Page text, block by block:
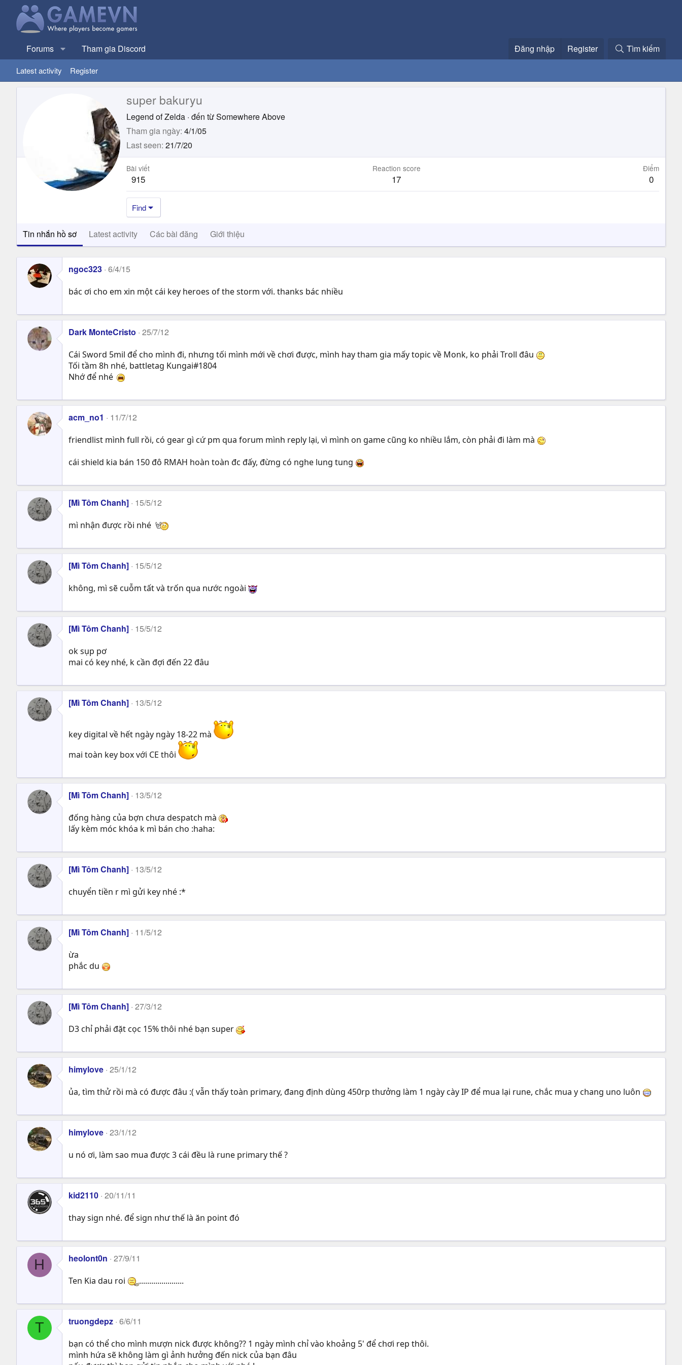
Forums Tham gia Discord Đăng nhập Register Tìm kiếm
Latest activity Register
super bakuryu
Legend of Zelda · đến từSomewhere Above
Tham gia ngày 4/1/05
Last seen 21/7/20
Bài viết
915
Reaction score
17
Điểm
0
Find
Tin nhắn hồ sơ Latest activity Các bài đăng Giới thiệu
ngoc323 6/4/15
bác ơi cho em xin một cái key heroes of the storm với. thanks bác nhiều
Dark MonteCristo 25/7/12
Cái Sword 5mil để cho mình đi, nhưng tối mình mới về chơi được, mình hay tham gia mấy topic về Monk, ko phải Troll đâu
Tối tầm 8h nhé, battletag Kungai#1804
Nhớ để nhé
acm_no1 11/7/12
friendlist mình full rồi, có gear gì cứ pm qua forum mình reply lại, vì mình on game cũng ko nhiều lắm, còn phải đi làm mà
cái shield kia bán 150 đô RMAH hoàn toàn đc đấy, đừng có nghe lung tung
[Mì Tôm Chanh] 15/5/12
mì nhận được rồi nhé
[Mì Tôm Chanh] 15/5/12
không, mì sẽ cuỗm tất và trốn qua nước ngoài
[Mì Tôm Chanh] 15/5/12
ok sụp pơ
mai có key nhé, k cần đợi đến 22 đâu
[Mì Tôm Chanh] 13/5/12
key digital về hết ngày ngày 18-22 mà
mai toàn key box với CE thôi
[Mì Tôm Chanh] 13/5/12
đống hàng của bợn chưa despatch mà
lấy kèm móc khóa k mì bán cho :haha:
[Mì Tôm Chanh] 13/5/12
chuyển tiền r mì gửi key nhé :*
[Mì Tôm Chanh] 11/5/12
ừa
phắc du
[Mì Tôm Chanh] 27/3/12
D3 chỉ phải đặt cọc 15% thôi nhé bạn super
himylove 25/1/12
ủa, tìm thử rồi mà có được đâu :( vẫn thấy toàn primary, đang định dùng 450rp thưởng làm 1 ngày cày IP để mua lại rune, chắc mua y chang uno luôn
himylove 23/1/12
u nó ơi, làm sao mua được 3 cái đều là rune primary thế ?
kid2110 20/11/11
thay sign nhé. để sign như thế là ăn point đó
H heolont0n 27/9/11
Ten Kia dau roi ......................
T truongdepz 6/6/11
bạn có thể cho mình mượn nick được không?? 1 ngày mình chỉ vào khoảng 5' để chơi rep thôi.
mình hứa sẽ không làm gì ảnh hưởng đến nick của bạn đâu